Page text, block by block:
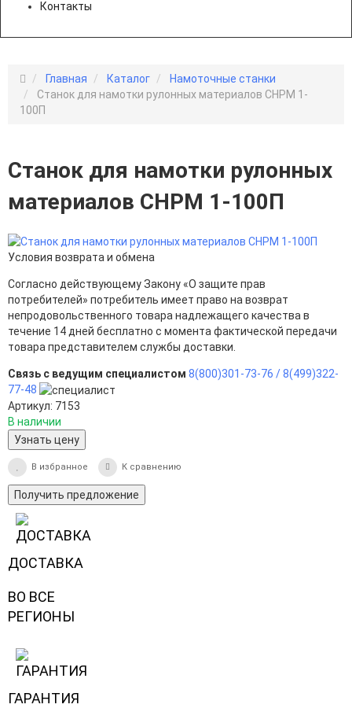
Контакты
Главная Каталог
Намоточные станки
Станок для намотки рулонных материалов СНРМ 1-
100П
Станок для намотки рулонных
материалов СНРМ 1-100П
Условия возврата и обмена
Согласно действующему Закону «О защите прав
потребителей» потребитель имеет право на возврат
непродовольственного товара надлежащего качества в
течение 14 дней бесплатно с момента фактической передачи
товара представителем службы доставки.
Связь с ведущим специалистом 8(800)301-73-76 /8(499)322-
77-48
Артикул: 7153
В наличии
Узнать цену
В избранное К сравнению
Получить предложение
ДОСТАВКА
ВО ВСЕ
РЕГИОНЫ
ГАРАНТИЯ